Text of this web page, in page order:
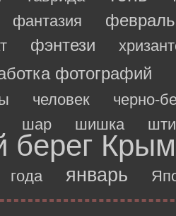
фантазия февраль
фэнтези
фотографий
человек черно-
шар шишка
года январь